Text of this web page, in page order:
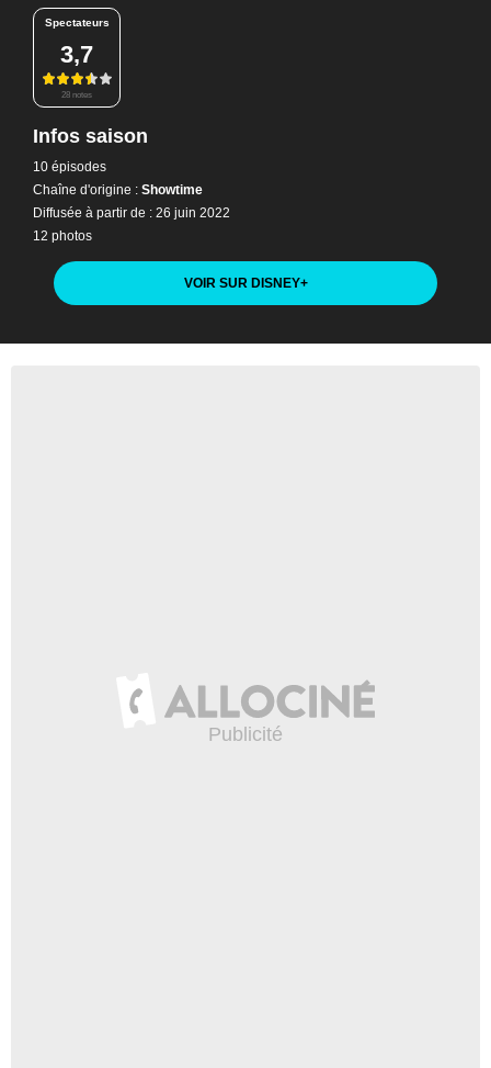
Spectateurs
3,7
28 notes
Infos saison
10 épisodes
Chaîne d'origine : Showtime
Diffusée à partir de : 26 juin 2022
12 photos
VOIR SUR DISNEY+